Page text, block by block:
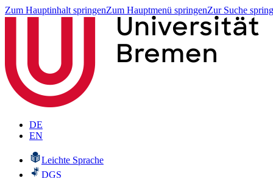
Zum Hauptinhalt springenZum Hauptmenü springenZur Suche
DE
EN
Leichte Sprache
DGS